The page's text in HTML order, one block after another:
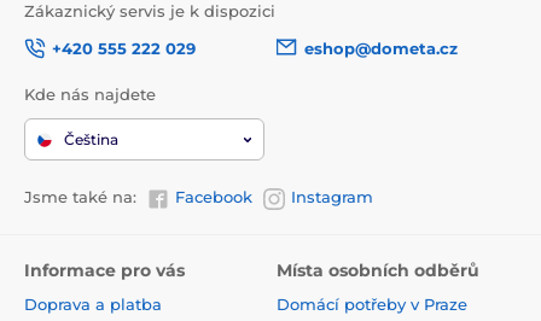
Zákaznický servis je k dispozici
+420 555 222 029
eshop@dometa.cz
Kde nás najdete
Čeština
Jsme také na: Facebook Instagram
Informace pro vás
Doprava a platba
Místa osobních odběrů
Domácí potřeby v Praze